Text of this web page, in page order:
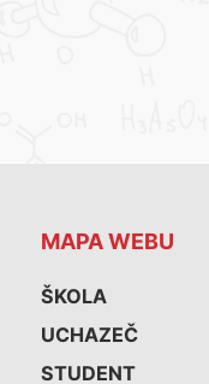
MAPA WEBU
ŠKOLA
UCHAZEČ
STUDENT